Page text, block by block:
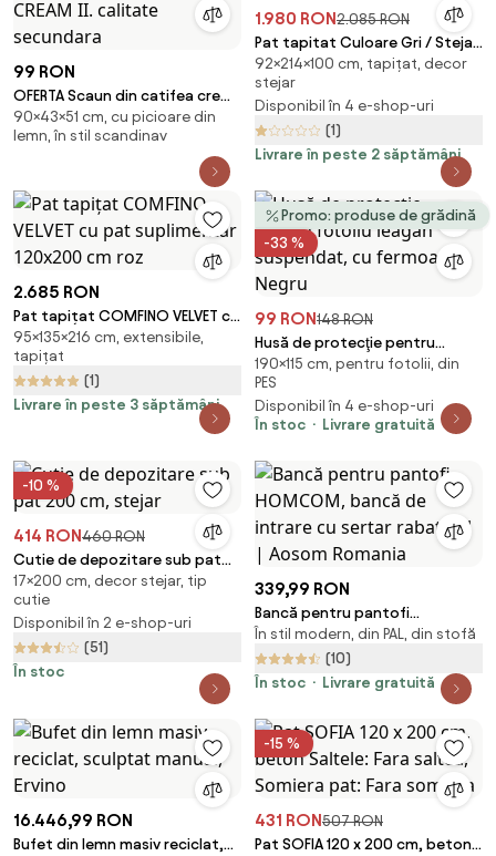
99 RON
OFERTA Scaun din catifea crem
LAVA BUTTER CREAM II. calitate
secundara
90×43×51 cm, cu picioare din
lemn, în stil scandinav
1.980 RON2.085 RON
Pat tapitat Culoare Gri / Stejar,
ALESSIA 90x200
92×214×100 cm, tapițat, decor
stejar
Disponibil în 4 e-shop-uri
(1)
Livrare în peste 2 săptămâni
2.685 RON
Pat tapițat COMFINO VELVET cu
pat suplimentar 120x200 cm
roz
95×135×216 cm, extensibile,
tapițat
(1)
Livrare în peste 3 săptămâni
Promo: produse de grădină
-33 %
99 RON148 RON
Husă de protecţie pentru
fotoliu leagan suspendat, cu
fermoar, Negru
190×115 cm, pentru fotolii, din
PES
Disponibil în 4 e-shop-uri
În stoc
Livrare gratuită
-10 %
414 RON460 RON
Cutie de depozitare sub pat
200 cm, stejar
17×200 cm, decor stejar, tip
cutie
Disponibil în 2 e-shop-uri
(51)
În stoc
339,99 RON
Bancă pentru pantofi
HOMCOM, bancă de intrare cu
sertar rabatabil | Aosom
Romania
În stil modern, din PAL, din stofă
(10)
În stoc
Livrare gratuită
16.446,99 RON
Bufet din lemn masiv reciclat,
-15 %
431 RON507 RON
Pat SOFIA 120 x 200 cm, beton